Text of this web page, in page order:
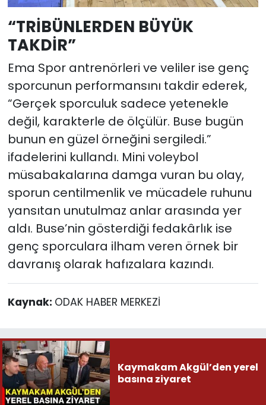
“TRİBÜNLERDEN BÜYÜK
TAKDİR”
Ema Spor antrenörleri ve veliler ise genç
sporcunun performansını takdir ederek,
“Gerçek sporculuk sadece yetenekle
değil, karakterle de ölçülür. Buse bugün
bunun en güzel örneğini sergiledi.”
ifadelerini kullandı. Mini voleybol
müsabakalarına damga vuran bu olay,
sporun centilmenlik ve mücadele ruhunu
yansıtan unutulmaz anlar arasında yer
aldı. Buse’nin gösterdiği fedakârlık ise
genç sporculara ilham veren örnek bir
davranış olarak hafızalara kazındı.
Kaynak: ODAK HABER MERKEZİ
Kaymakam Akgül’den yerel
basına ziyaret